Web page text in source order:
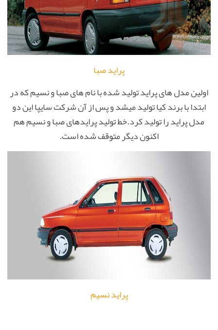
پراید صبا
اولین مدل های پراید تولید شده با نام های صبا و نسیم که در
ابتدا با برند کیا تولید میشد و پس از آن شرکت سایپا این دو
مدل پراید را تولید کرد.خط تولید پرایدهای صبا و نسیم هم
اکنون دیگر متوقف شده است.
پراید نسیم